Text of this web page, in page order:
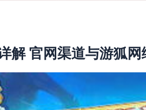
解 官网渠道与游狐